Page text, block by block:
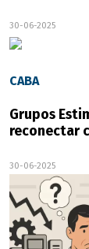
30-06-2025
CABA
Grupos
reconectar
30-06-2025